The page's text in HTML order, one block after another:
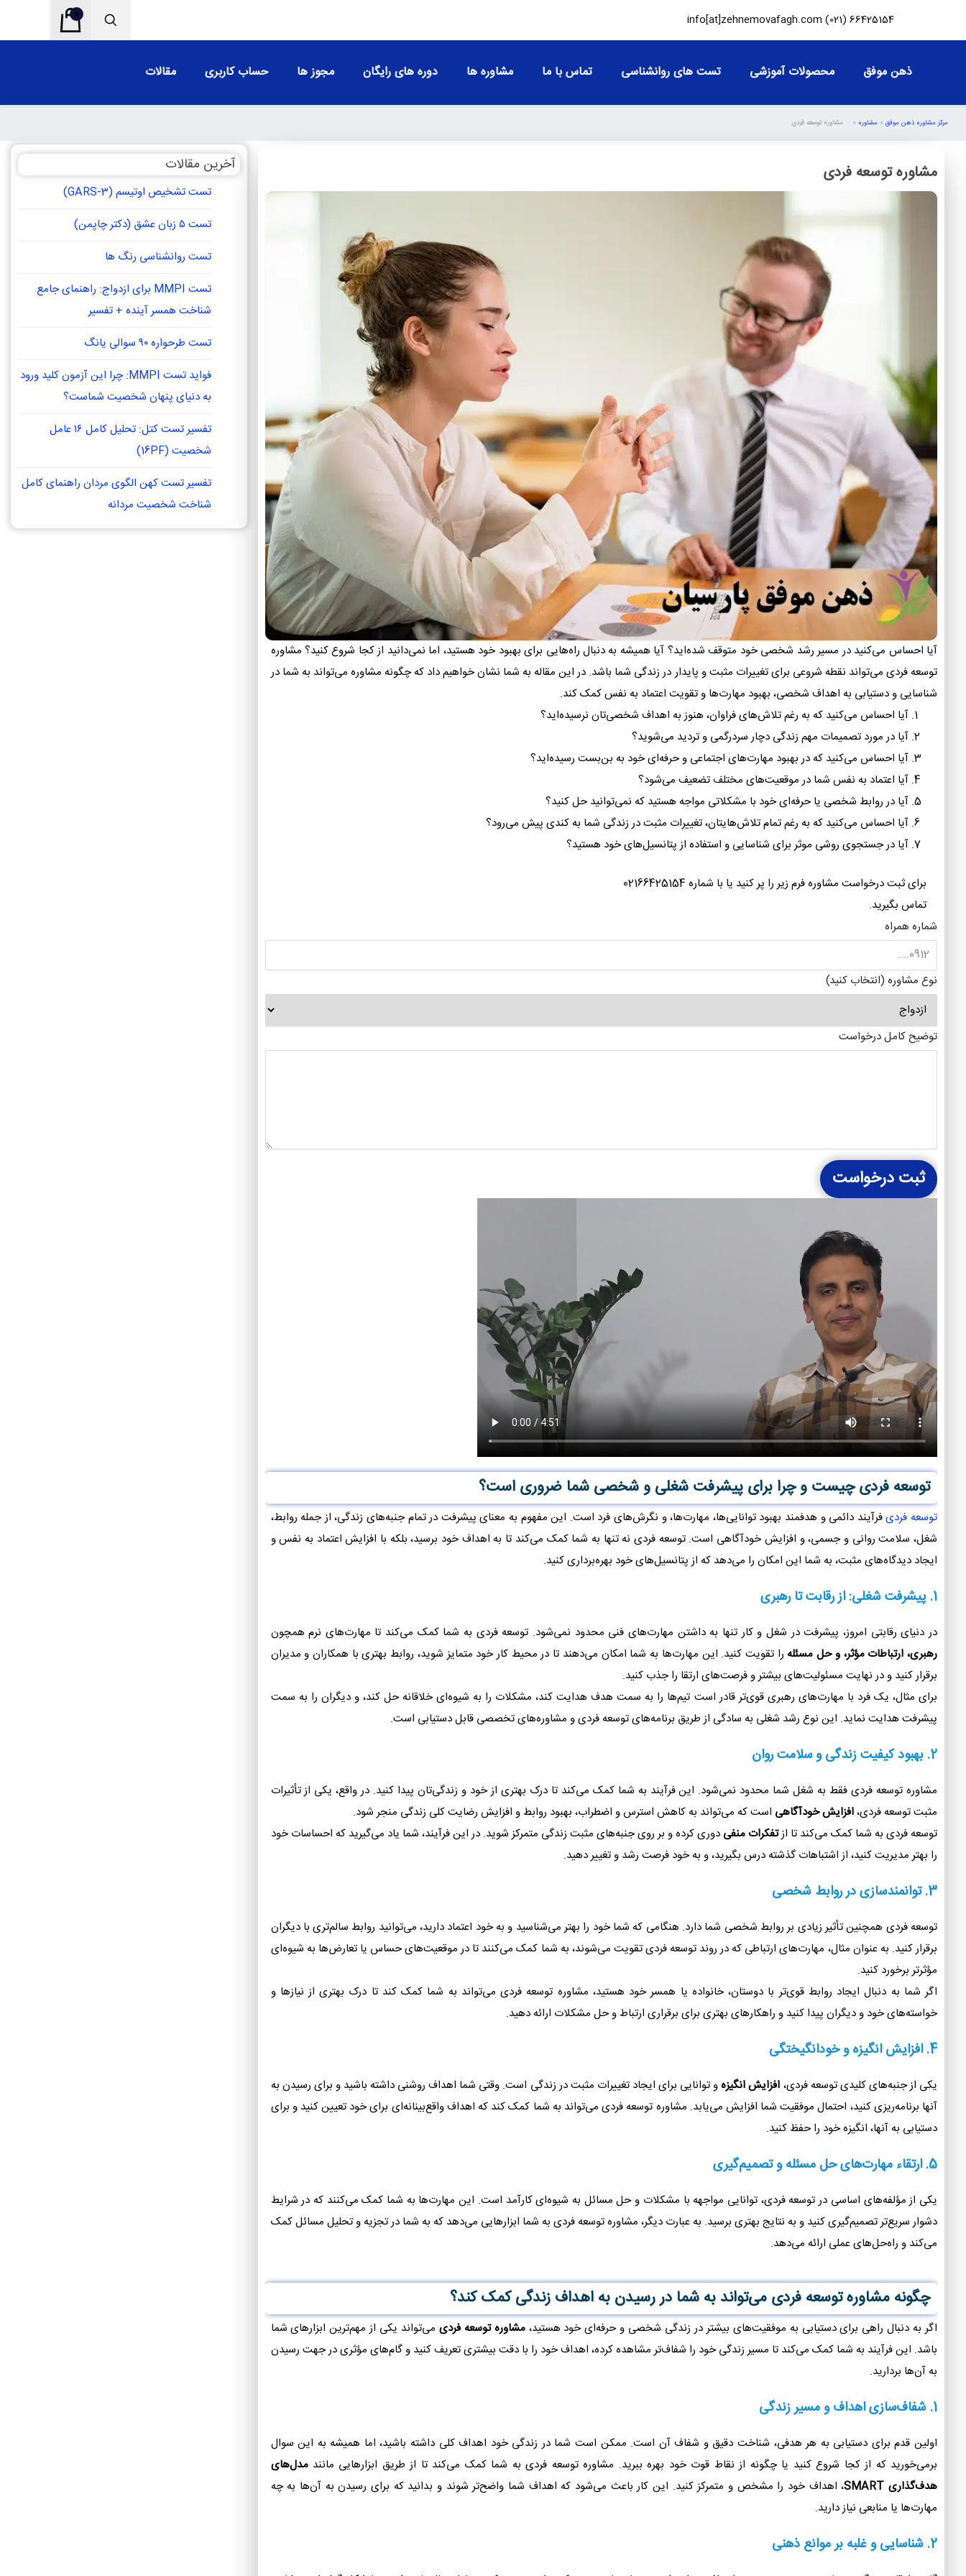
66425154 (021)
info[at]zehnemovafagh.com
0
ذهن موفق محصولات آموزشی تست های روانشناسی تماس با ما مشاوره ها دوره های رایگان مجوز ها حساب کاربری مقالات
مرکز مشاوره ذهن موفق » مشاوره » مشاوره توسعه فردی
مشاوره توسعه فردی
آیا احساس می‌کنید در مسیر رشد شخصی خود متوقف شده‌اید؟ آیا همیشه به دنبال راه‌هایی برای بهبود خود هستید، اما نمی‌دانید از کجا شروع کنید؟ مشاوره
توسعه فردی می‌تواند نقطه شروعی برای تغییرات مثبت و پایدار در زندگی شما باشد. در این مقاله به شما نشان خواهیم داد که چگونه مشاوره می‌تواند به شما در
شناسایی و دستیابی به اهداف شخصی، بهبود مهارت‌ها و تقویت اعتماد به نفس کمک کند.
آیا احساس می‌کنید که به رغم تلاش‌های فراوان، هنوز به اهداف شخصی‌تان نرسیده‌اید؟
آیا در مورد تصمیمات مهم زندگی دچار سردرگمی و تردید می‌شوید؟
آیا احساس می‌کنید که در بهبود مهارت‌های اجتماعی و حرفه‌ای خود به بن‌بست رسیده‌اید؟
آیا اعتماد به نفس شما در موقعیت‌های مختلف تضعیف می‌شود؟
آیا در روابط شخصی یا حرفه‌ای خود با مشکلاتی مواجه هستید که نمی‌توانید حل کنید؟
آیا احساس می‌کنید که به رغم تمام تلاش‌هایتان، تغییرات مثبت در زندگی شما به کندی پیش می‌رود؟
آیا در جستجوی روشی موثر برای شناسایی و استفاده از پتانسیل‌های خود هستید؟
برای ثبت درخواست مشاوره فرم زیر را پر کنید یا با شماره 02166425154
تماس بگیرید.
شماره همراه
نوع مشاوره (انتخاب کنید)
توضیح کامل درخواست
ثبت درخواست
توسعه فردی چیست و چرا برای پیشرفت شغلی و شخصی شما ضروری است؟
توسعه فردیفرآیند دائمی و هدفمند بهبود توانایی‌ها، مهارت‌ها، و نگرش‌های فرد است. این مفهوم به معنای پیشرفت در تمام جنبه‌های زندگی، از جمله روابط،
شغل، سلامت روانی و جسمی، و افزایش خودآگاهی است. توسعه فردی نه تنها به شما کمک می‌کند تا به اهداف خود برسید، بلکه با افزایش اعتماد به نفس و
ایجاد دیدگاه‌های مثبت، به شما این امکان را می‌دهد که از پتانسیل‌های خود بهره‌برداری کنید.
1. پیشرفت شغلی: از رقابت تا رهبری
در دنیای رقابتی امروز، پیشرفت در شغل و کار تنها به داشتن مهارت‌های فنی محدود نمی‌شود. توسعه فردی به شما کمک می‌کند تا مهارت‌های نرم همچون
رهبری، ارتباطات مؤثر، و حل مسئله را تقویت کنید. این مهارت‌ها به شما امکان می‌دهند تا در محیط کار خود متمایز شوید، روابط بهتری با همکاران و مدیران
برقرار کنید و در نهایت مسئولیت‌های بیشتر و فرصت‌های ارتقا را جذب کنید.
برای مثال، یک فرد با مهارت‌های رهبری قوی‌تر قادر است تیم‌ها را به سمت هدف هدایت کند، مشکلات را به شیوه‌ای خلاقانه حل کند، و دیگران را به سمت
پیشرفت هدایت نماید. این نوع رشد شغلی به سادگی از طریق برنامه‌های توسعه فردی و مشاوره‌های تخصصی قابل دستیابی است.
2. بهبود کیفیت زندگی و سلامت روان
مشاوره توسعه فردی فقط به شغل شما محدود نمی‌شود. این فرآیند به شما کمک می‌کند تا درک بهتری از خود و زندگی‌تان پیدا کنید. در واقع، یکی از تأثیرات
مثبت توسعه فردی،افزایش خودآگاهی است که می‌تواند به کاهش استرس و اضطراب، بهبود روابط و افزایش رضایت کلی زندگی منجر شود.
توسعه فردی به شما کمک می‌کند تا ازتفکرات منفی دوری کرده و بر روی جنبه‌های مثبت زندگی متمرکز شوید. در این فرآیند، شما یاد می‌گیرید که احساسات خود
را بهتر مدیریت کنید، از اشتباهات گذشته درس بگیرید، و به خود فرصت رشد و تغییر دهید.
3. توانمندسازی در روابط شخصی
توسعه فردی همچنین تأثیر زیادی بر روابط شخصی شما دارد. هنگامی که شما خود را بهتر می‌شناسید و به خود اعتماد دارید، می‌توانید روابط سالم‌تری با دیگران
برقرار کنید. به عنوان مثال، مهارت‌های ارتباطی که در روند توسعه فردی تقویت می‌شوند، به شما کمک می‌کنند تا در موقعیت‌های حساس یا تعارض‌ها به شیوه‌ای
مؤثرتر برخورد کنید.
اگر شما به دنبال ایجاد روابط قوی‌تر با دوستان، خانواده یا همسر خود هستید، مشاوره توسعه فردی می‌تواند به شما کمک کند تا درک بهتری از نیازها و
خواسته‌های خود و دیگران پیدا کنید و راهکارهای بهتری برای برقراری ارتباط و حل مشکلات ارائه دهید.
4. افزایش انگیزه و خودانگیختگی
یکی از جنبه‌های کلیدی توسعه فردی، افزایش انگیزهو توانایی برای ایجاد تغییرات مثبت در زندگی است. وقتی شما اهداف روشنی داشته باشید و برای رسیدن به
آنها برنامه‌ریزی کنید، احتمال موفقیت شما افزایش می‌یابد. مشاوره توسعه فردی می‌تواند به شما کمک کند که اهداف واقع‌بینانه‌ای برای خود تعیین کنید و برای
دستیابی به آنها، انگیزه خود را حفظ کنید.
5. ارتقاء مهارت‌های حل مسئله و تصمیم‌گیری
یکی از مؤلفه‌های اساسی در توسعه فردی، توانایی مواجهه با مشکلات و حل مسائل به شیوه‌ای کارآمد است. این مهارت‌ها به شما کمک می‌کنند که در شرایط
دشوار سریع‌تر تصمیم‌گیری کنید و به نتایج بهتری برسید. به عبارت دیگر، مشاوره توسعه فردی به شما ابزارهایی می‌دهد که به شما در تجزیه و تحلیل مسائل کمک
می‌کند و راه‌حل‌های عملی ارائه می‌دهد.
چگونه مشاوره توسعه فردی می‌تواند به شما در رسیدن به اهداف زندگی کمک کند؟
اگر به دنبال راهی برای دستیابی به موفقیت‌های بیشتر در زندگی شخصی و حرفه‌ای خود هستید،مشاوره توسعه فردی می‌تواند یکی از مهم‌ترین ابزارهای شما
باشد. این فرآیند به شما کمک می‌کند تا مسیر زندگی خود را شفاف‌تر مشاهده کرده، اهداف خود را با دقت بیشتری تعریف کنید و گام‌های مؤثری در جهت رسیدن
به آن‌ها بردارید.
1. شفاف‌سازی اهداف و مسیر زندگی
اولین قدم برای دستیابی به هر هدفی، شناخت دقیق و شفاف آن است. ممکن است شما در زندگی خود اهداف کلی داشته باشید، اما همیشه به این سوال
برمی‌خورید که از کجا شروع کنید یا چگونه از نقاط قوت خود بهره ببرید. مشاوره توسعه فردی به شما کمک می‌کند تا از طریق ابزارهایی مانندمدل‌های
هدف‌گذاری SMART
، اهداف خود را مشخص و متمرکز کنید. این کار باعث می‌شود که اهداف شما واضح‌تر شوند و بدانید که برای رسیدن به آن‌ها به چه
مهارت‌ها یا منابعی نیاز دارید.
2. شناسایی و غلبه بر موانع ذهنی
آخرین مقالات
تست تشخیص اوتیسم (GARS-3)
تست ۵ زبان عشق (دکتر چاپمن)
تست روانشناسی رنگ ها
تست MMPI برای ازدواج: راهنمای جامع
شناخت همسر آینده + تفسیر
تست طرحواره ۹۰ سوالی یانگ
فواید تست MMPI: چرا این آزمون کلید ورود
به دنیای پنهان شخصیت شماست؟
تفسیر تست کتل: تحلیل کامل ۱۶ عامل
شخصیت (16PF)
تفسیر تست کهن الگوی مردان راهنمای کامل
شناخت شخصیت مردانه